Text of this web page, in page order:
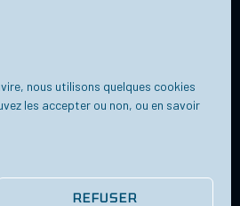
nous utilisons quelques cookies
les accepter ou non, ou en savoir
REFUSER